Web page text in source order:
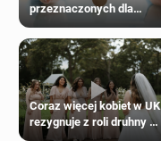
przeznaczonych dla
wyłącznie na płci
biologicznej
Coraz więcej kobiet w UK
rezygnuje z roli druhny na
ślubie